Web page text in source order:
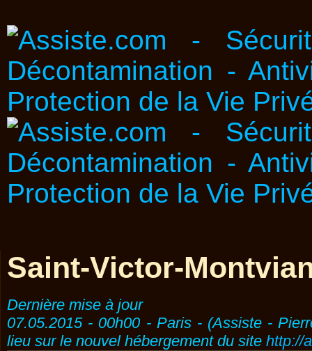
Saint-Victor-
Dernière mise à jour
07.05.2015 - 00h00 - Paris - (Assiste -
lieu sur le nouvel hébergement du site http://